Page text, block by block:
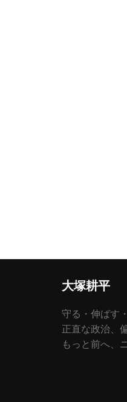
大塚耕平
守る・伸ばす
正直な政治、
もっと前へ、